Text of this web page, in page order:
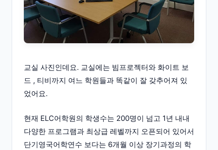
교실 사진인데요. 교실에는 빔프로젝터와 화이트 보
드 , 티비까지 여느 학원들과 똑같이 잘 갖추어져 있
었어요.
현재 ELC어학원의 학생수는 200명이 넘고 1년 내내
다양한 프로그램과 최상급 레벨까지 오픈되어 있어서
단기영국어학연수 보다는 6개월 이상 장기과정의 학